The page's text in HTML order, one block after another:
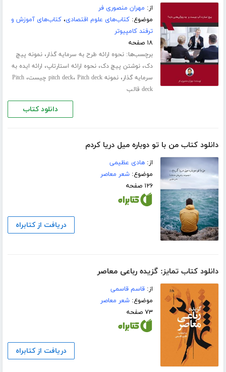
از: مهران منصوری فر
موضوع:کتاب‌های علوم اقتصادی،کتاب‌های آموزش و
ترفند کامپیوتر
۱۸ صفحه
برچسب‌ها:نحوه ارائه طرح به سرمایه گذار،نمونه پیچ
دک،نوشتن پیچ دک،نحوه ارائه استارتاپ، ارائه ایده به
سرمایه گذار،نمونه pitch deck ، Pitch deck چیست ،Pitch
deck قالب
دانلود کتاب
دانلود کتاب من با تو دوباره میل دریا کردم
از:هادی عظیمی
موضوع:شعر معاصر
۱۲۶ صفحه
دریافت از کتابراه
دانلود کتاب تمایز: گزیده‌ رباعی معاصر
از:قاسم قاسمی
موضوع:شعر معاصر
۷۳ صفحه
دریافت از کتابراه